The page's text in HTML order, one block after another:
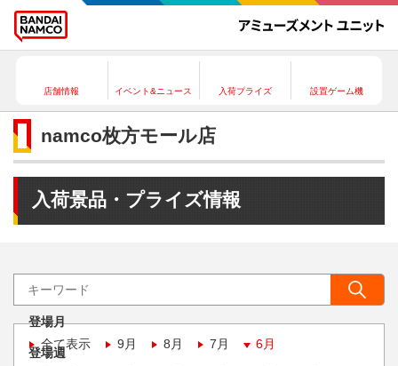
店舗情報 イベント&ニュース 入荷プライズ 設置ゲーム機
namco枚方モール店
入荷景品・プライズ情報
登場月
全て表示
9月 8月 7月 6月
登場週